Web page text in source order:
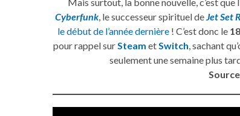
Cyberfunk, le successeur spirituel de Jet Set
le début de l’année dernière! C’est donc le
pour rappel sur Steam et Switch , sachant
seulement une semaine plus